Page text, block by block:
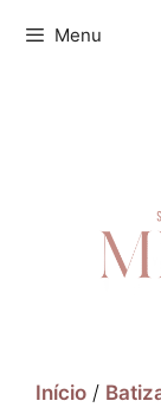
Menu
Início /